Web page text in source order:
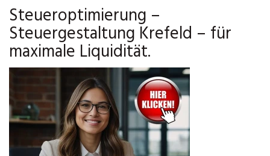
Steueroptimierung –
Steuergestaltung Krefeld – für
maximale Liquidität.